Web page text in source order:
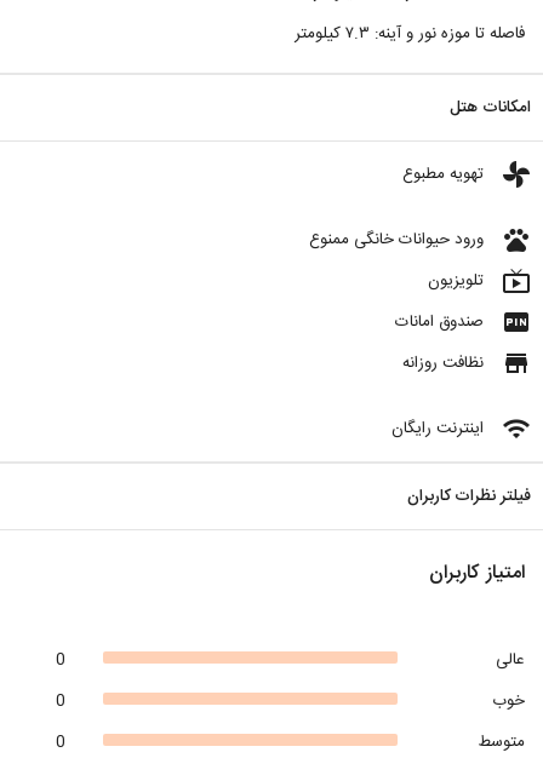
فاصله تا موزه نور و آینه: ۷.۳ کیلومتر
امکانات هتل
toys تهویه مطبوع
pets ورود حیوانات خانگی ممنوع
live_tv تلویزیون
fiber_pin صندوق امانات
store نظافت روزانه
wifi اینترنت رایگان
فیلتر نظرات کاربران
امتیاز کاربران
0
عالی
0
خوب
0
متوسط